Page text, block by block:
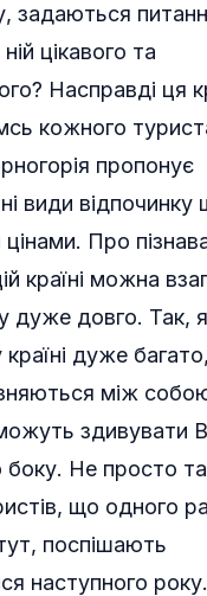
задаються
цікавого та
Насправді ця
кожного
пропонує
види відпочинку
Про
країні можна
дуже довго. Так,
дуже
між
здивувати
боку. Не просто
що одного
поспішають
наступного